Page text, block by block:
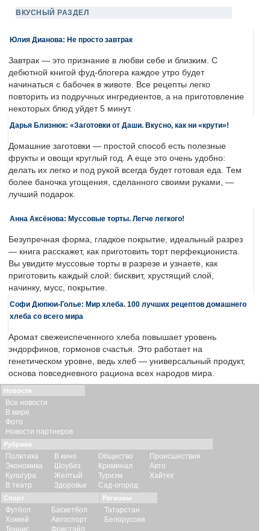
ВКУСНЫЙ РАЗДЕЛ
Юлия Дианова: Не просто завтрак
Завтрак — это признание в любви себе и близким. С
дебютной книгой фуд-блогера каждое утро будет
начинаться с бабочек в животе. Все рецепты легко
повторить из подручных ингредиентов, а на приготовление
некоторых блюд уйдет 5 минут.
Дарья Близнюк: «Заготовки от Даши. Вкусно, как ни «крути»!
Домашние заготовки — простой способ есть полезные
фрукты и овощи круглый год. А еще это очень удобно:
делать их легко и под рукой всегда будет готовая еда. Тем
более баночка угощения, сделанного своими руками, —
лучший подарок.
Анна Аксёнова: Муссовые торты. Легче легкого!
Безупречная форма, гладкое покрытие, идеальный разрез
— книга расскажет, как приготовить торт перфекциониста.
Вы увидите муссовые торты в разрезе и узнаете, как
приготовить каждый слой: бисквит, хрустящий слой,
начинку, мусс, покрытие.
Софи Дюпюи-Голье: Мир хлеба. 100 лучших рецептов домашнего
хлеба со всего мира
Аромат свежеиспеченного хлеба повышает уровень
эндорфинов, гормонов счастья. Это работает на
генетическом уровне, ведь хлеб — универсальный продукт,
основа повседневного рациона всех народов мира.
Новости
Все новости
В мире
Фото
Новости партнеров
Рубрики
Политика
Экономика
Культура
В театр
В кино
Шоубиз
Желтый
Здоровье
Общество
Криминал
Туризм
Сад-огород
Происшествия
Авто
Хайтек
Спорт
Футбол
Хоккей
Баскетбол
Автоспорт
Регионы
Татарстан
Белоруссия